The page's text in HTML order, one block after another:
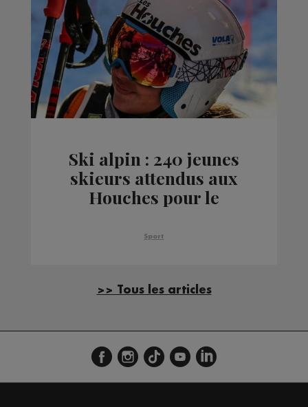
Ski alpin : 240 jeunes
skieurs attendus aux
Houches pour le
Sport
>> Tous les articles